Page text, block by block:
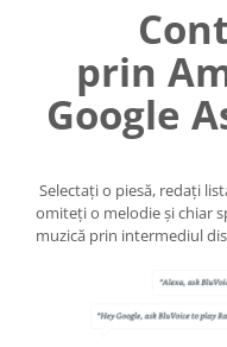
prin
Google
Selectați o piesă, redați
omiteți o melodie și chiar
muzică prin intermediul